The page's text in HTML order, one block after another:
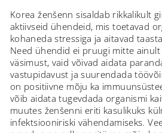
Korea ženšenn sisaldab rikkalikult
aktiivseid ühendeid, mis toetavad
kohaneda stressiga ja aitavad
Need ühendid ei pruugi mitte
väsimust, vaid võivad aidata
vastupidavust ja suurendada
on positiivne mõju ka
võib aidata tugevdada organismi
muutes ženšenni eriti kasulikuks
infektsiooniriski vähendamiseks.